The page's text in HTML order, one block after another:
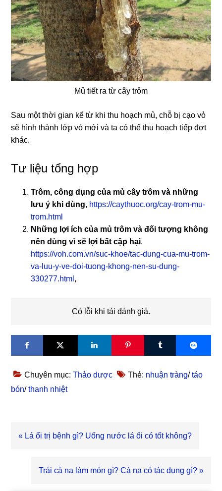
Mủ tiết ra từ cây trôm
Sau một thời gian kể từ khi thu hoạch mủ, chỗ bị cạo vỏ
sẽ hình thành lớp vỏ mới và ta có thể thu hoạch tiếp đợt
khác.
Tư liệu tổng hợp
Trôm, công dụng của mủ cây trôm và những
lưu ý khi dùng, https://caythuoc.org/cay-trom-mu-
trom.html
Những lợi ích của mủ trôm và đối tượng không
nên dùng vì sẽ lợi bất cập hại,
https://voh.com.vn/suc-khoe/tac-dung-cua-mu-trom-
va-luu-y-ve-doi-tuong-khong-nen-su-dung-
330277.html ,
Có lỗi khi tải đánh giá.
Chuyên mục:Thảo dược Thẻ: nhuận tràng/táo
bón/thanh nhiệt
Bài
« Lá ổi trị bệnh gì? Uống nước lá ổi có tốt không?
Bài
Trái cà na làm món gì? Cà na có tác dụng gì? »